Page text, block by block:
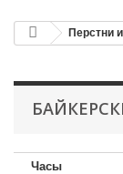
Перстни
Часы